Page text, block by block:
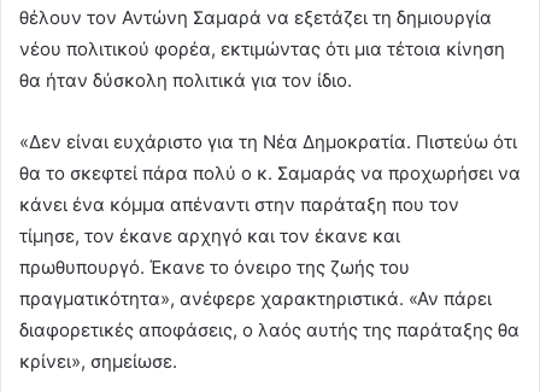
θέλουν τον Αντώνη Σαμαρά να εξετάζει τη δημιουργία
νέου πολιτικού φορέα, εκτιμώντας ότι μια τέτοια κίνηση
θα ήταν δύσκολη πολιτικά για τον ίδιο.
«Δεν είναι ευχάριστο για τη Νέα Δημοκρατία. Πιστεύω ότι
θα το σκεφτεί πάρα πολύ ο κ. Σαμαράς να προχωρήσει να
κάνει ένα κόμμα απέναντι στην παράταξη που τον
τίμησε, τον έκανε αρχηγό και τον έκανε και
πρωθυπουργό. Έκανε το όνειρο της ζωής του
πραγματικότητα», ανέφερε χαρακτηριστικά. «Αν πάρει
διαφορετικές αποφάσεις, ο λαός αυτής της παράταξης θα
κρίνει», σημείωσε.